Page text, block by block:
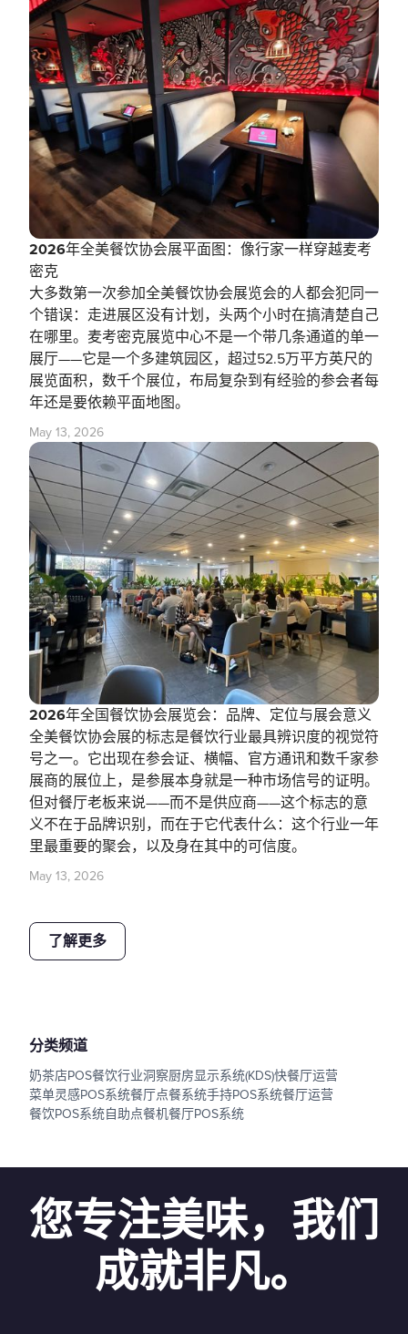
‍2026年全美餐饮协会展平面图：像行家一样穿越麦考
密克
大多数第一次参加全美餐饮协会展览会的人都会犯同一
个错误：走进展区没有计划，头两个小时在搞清楚自己
在哪里。麦考密克展览中心不是一个带几条通道的单一
展厅——它是一个多建筑园区，超过52.5万平方英尺的
展览面积，数千个展位，布局复杂到有经验的参会者每
年还是要依赖平面地图。
May 13, 2026
‍2026年全国餐饮协会展览会：品牌、定位与展会意义
全美餐饮协会展的标志是餐饮行业最具辨识度的视觉符
号之一。它出现在参会证、横幅、官方通讯和数千家参
展商的展位上，是参展本身就是一种市场信号的证明。
但对餐厅老板来说——而不是供应商——这个标志的意
义不在于品牌识别，而在于它代表什么：这个行业一年
里最重要的聚会，以及身在其中的可信度。
May 13, 2026
了解更多
分类频道
奶茶店POS餐饮行业洞察厨房显示系统(KDS)快餐厅运营
菜单灵感POS系统餐厅点餐系统手持POS系统餐厅运营
餐饮POS系统自助点餐机餐厅POS系统
您专注美味，我们
成就非凡。